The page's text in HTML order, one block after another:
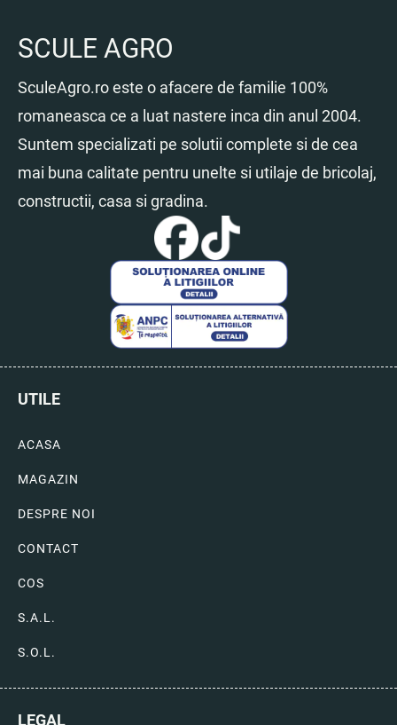
SCULE AGRO
SculeAgro.ro este o afacere de familie 100%
romaneasca ce a luat nastere inca din anul 2004.
Suntem specializati pe solutii complete si de cea
mai buna calitate pentru unelte si utilaje de bricolaj,
constructii, casa si gradina.
UTILE
ACASA
MAGAZIN
DESPRE NOI
CONTACT
COS
S.A.L.
S.O.L.
LEGAL